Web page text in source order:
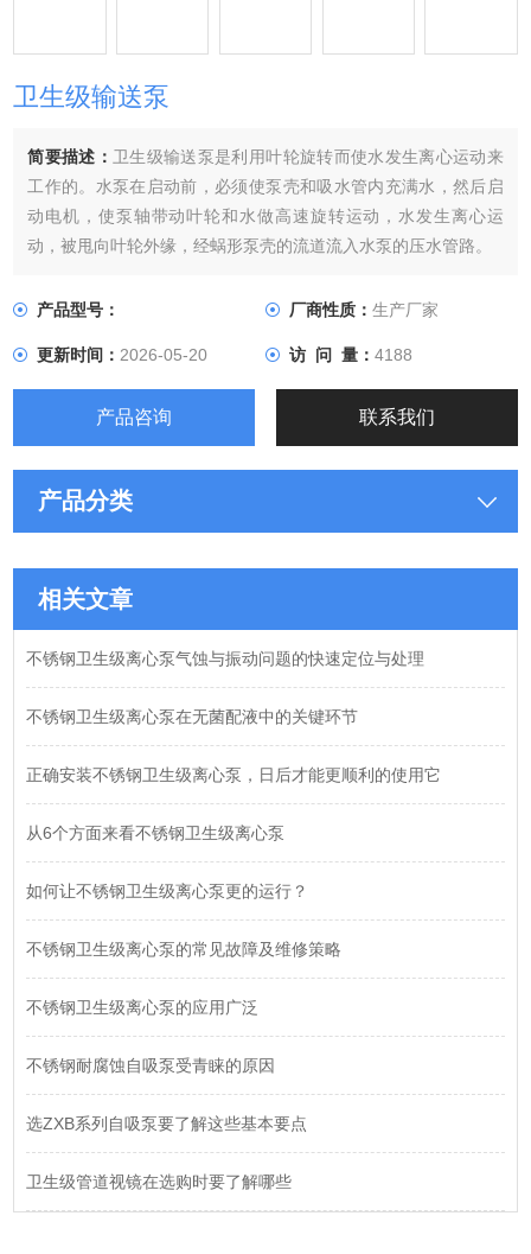
卫生级输送泵
简要描述： 卫生级输送泵是利用叶轮旋转而使水发生离心运动来
工作的。水泵在启动前，必须使泵壳和吸水管内充满水，然后启
动电机，使泵轴带动叶轮和水做高速旋转运动，水发生离心运
动，被甩向叶轮外缘，经蜗形泵壳的流道流入水泵的压水管路。
产品型号： 厂商性质： 生产厂家
更新时间：2026-05-20 访 问 量： 4188
产品咨询 联系我们
产品分类
相关文章
不锈钢卫生级离心泵气蚀与振动问题的快速定位与处理
不锈钢卫生级离心泵在无菌配液中的关键环节
正确安装不锈钢卫生级离心泵，日后才能更顺利的使用它
从6个方面来看不锈钢卫生级离心泵
如何让不锈钢卫生级离心泵更的运行？
不锈钢卫生级离心泵的常见故障及维修策略
不锈钢卫生级离心泵的应用广泛
不锈钢耐腐蚀自吸泵受青睐的原因
选ZXB系列自吸泵要了解这些基本要点
卫生级管道视镜在选购时要了解哪些